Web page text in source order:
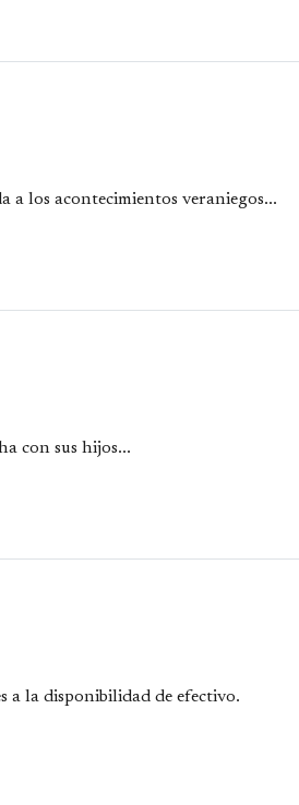
a los acontecimientos veraniegos...
con sus hijos...
a la disponibilidad de efectivo.